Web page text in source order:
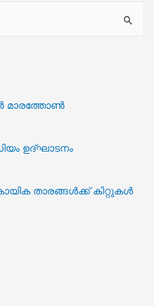
മാരത്തോൺ
ഉദ്ഘാടനം
കായിക താരങ്ങൾക്ക് കിറ്റുകൾ